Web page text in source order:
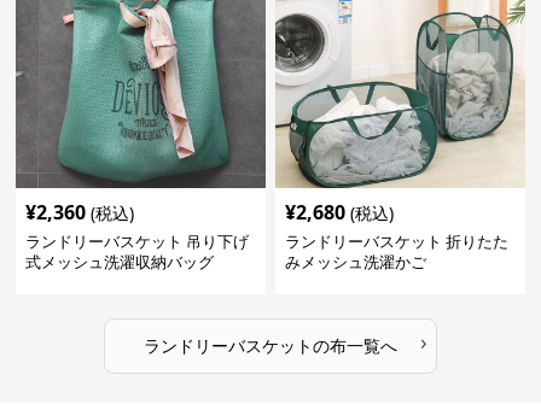
¥2,360 (税込)
ランドリーバスケット 吊り下げ
式メッシュ洗濯収納バッグ
¥2,680 (税込)
ランドリーバスケット 折りたた
みメッシュ洗濯かご
ランドリーバスケットの布一覧へ ›